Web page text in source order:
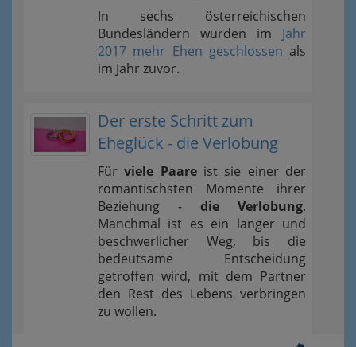
In sechs österreichischen
Bundesländern wurden im Jahr
2017 mehr Ehen geschlossen als
im Jahr zuvor.
Der erste Schritt zum
Eheglück - die Verlobung
Fürviele Paareist sie einer der
romantischsten Momente ihrer
Beziehung - die Verlobung.
Manchmal ist es ein langer und
beschwerlicher Weg, bis die
bedeutsame Entscheidung
getroffen wird, mit dem Partner
den Rest des Lebens verbringen
zu wollen.